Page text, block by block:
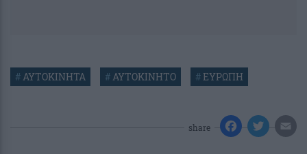
#ΑΥΤΟΚΙΝΗΤΑ #ΑΥΤΟΚΙΝΗΤΟ #ΕΥΡΩΠΗ
share